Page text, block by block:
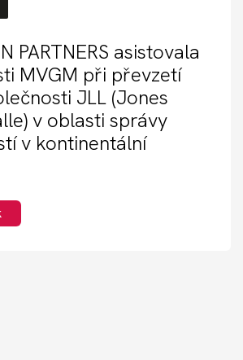
PARTNERS asistovala
MVGM při převzetí
JLL (Jones
v oblasti správy
v kontinentální